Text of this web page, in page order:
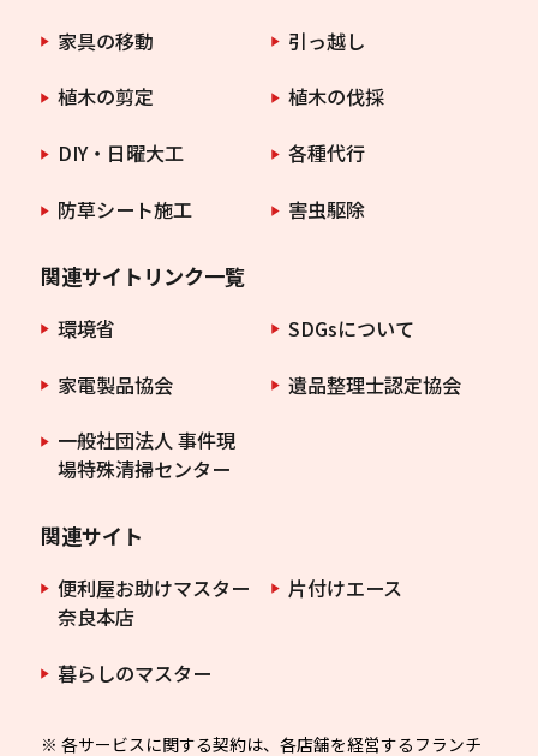
家具の移動
引っ越し
植木の剪定
植木の伐採
DIY・日曜大工
各種代行
防草シート施工
害虫駆除
関連サイトリンク一覧
環境省
SDGsについて
家電製品協会
遺品整理士認定協会
一般社団法人 事件現
場特殊清掃センター
関連サイト
便利屋お助けマスター
奈良本店
片付けエース
暮らしのマスター
※ 各サービスに関する契約は、各店舗を経営するフランチ